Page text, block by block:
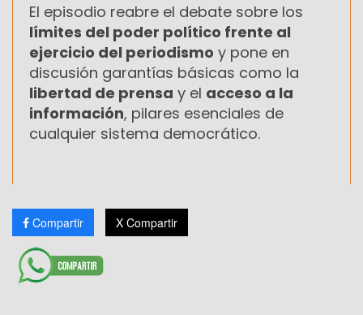
El episodio reabre el debate sobre los
límites del poder político frente al
ejercicio del periodismo y pone en
discusión garantías básicas como la
libertad de prensa y el acceso a la
información, pilares esenciales de
cualquier sistema democrático.
Compartir X Compartir